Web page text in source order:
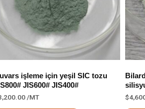
işleme için yeşil SIC tozu
JIS600# JIS400#
/MT $